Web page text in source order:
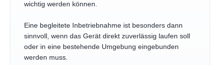
wichtig werden können.
Eine begleitete Inbetriebnahme ist besonders dann
sinnvoll, wenn das Gerät direkt zuverlässig laufen soll
oder in eine bestehende Umgebung eingebunden
werden muss.